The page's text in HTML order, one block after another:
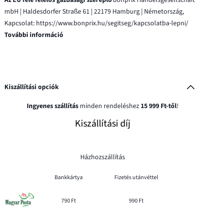
mbH | Haldesdorfer Straße 61 | 22179 Hamburg | Németország,
Kapcsolat: https://www.bonprix.hu/segitseg/kapcsolatba-lepni/
További információ
Kiszállítási opciók
Ingyenes szállításminden rendeléshez 15 999 Ft-től!
Kiszállítási díj
Házhozszállítás
Bankkártya Fizetés utánvéttel
790 Ft 990 Ft